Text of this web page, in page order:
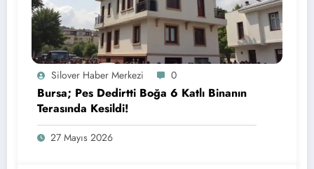
Silover Haber Merkezi 0
Bursa; Pes Dedirtti Boğa 6 Katlı Binanın
Terasında Kesildi!
27 Mayıs 2026